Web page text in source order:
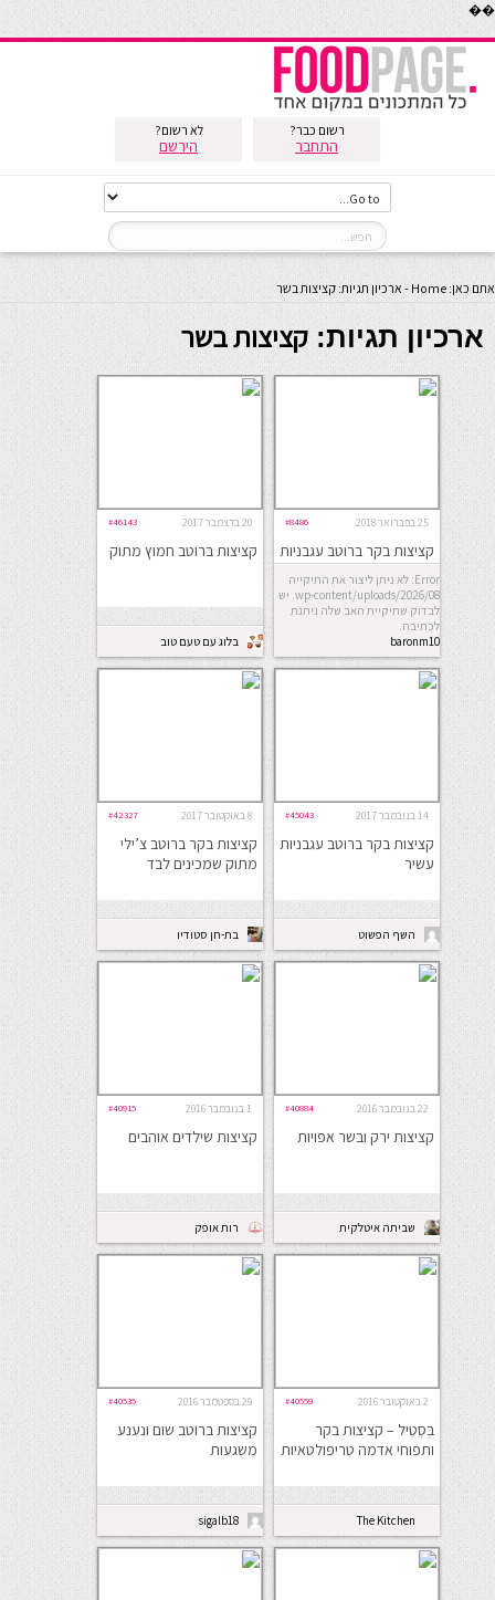
��
רשום כבר?
התחבר
לא רשום?
הירשם
אתם כאן: Home
-ארכיון תגיות: קציצות בשר
ארכיון תגיות:קציצות בשר
25 בפברואר 2018 #8486
קציצות בקר ברוטב עגבניות
Error: לא ניתן ליצור את התיקייה
wp-content/uploads/2026/08. יש
לבדוק שתיקיית האב שלה ניתנת
לכתיבה.
baronm10
20 בדצמבר 2017 #46143
קציצות ברוטב חמוץ מתוק
בלוג עם טעם טוב
14 בנובמבר 2017 #45043
קציצות בקר ברוטב עגבניות
עשיר
השף הפשוט
8 באוקטובר 2017 #42327
קציצות בקר ברוטב צ’ילי
מתוק שמכינים לבד
בת-חן סטודיו
לבישול ואפיה
22 בנובמבר 2016 #40884
קציצות ירק ובשר אפויות
שביתה איטלקית
1 בנובמבר 2016 #40915
קציצות שילדים אוהבים
רות אופק
2 באוקטובר 2016 #40559
בְּסְטִיל – קציצות בקר
ותפוחי אדמה טריפולטאיות
The Kitchen
Coach
29 בספטמבר 2016 #40535
קציצות ברוטב שום ונענע
משגעות
sigalb18